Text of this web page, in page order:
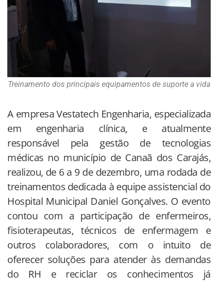
Treinamento dos principais equipamentos de suporte a vida
A empresa Vestatech Engenharia, especializada
em engenharia clínica, e atualmente
responsável pela gestão de tecnologias
médicas no município de Canaã dos Carajás,
realizou, de 6 a 9 de dezembro, uma rodada de
treinamentos dedicada à equipe assistencial do
Hospital Municipal Daniel Gonçalves. O evento
contou com a participação de enfermeiros,
fisioterapeutas, técnicos de enfermagem e
outros colaboradores, com o intuito de
oferecer soluções para atender às demandas
do RH e reciclar os conhecimentos já